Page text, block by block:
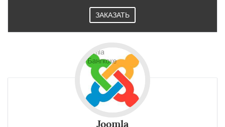
ЗАКАЗАТЬ
Joomla